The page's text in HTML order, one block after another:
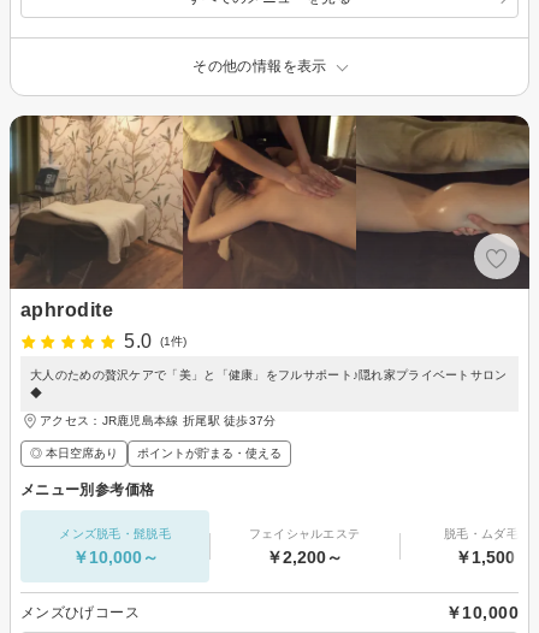
その他の情報を表示
aphrodite
5.0
(1件)
大人のための贅沢ケアで「美」と「健康」をフルサポート♪隠れ家プライベートサロン
◆
アクセス：JR鹿児島本線 折尾駅 徒歩37分
◎ 本日空席あり ポイントが貯まる・使える
メニュー別参考価格
メンズ脱毛・髭脱毛
￥10,000～
フェイシャルエステ
￥2,200～
脱毛・ムダ毛処
￥1,500～
メンズひげコース ￥10,000